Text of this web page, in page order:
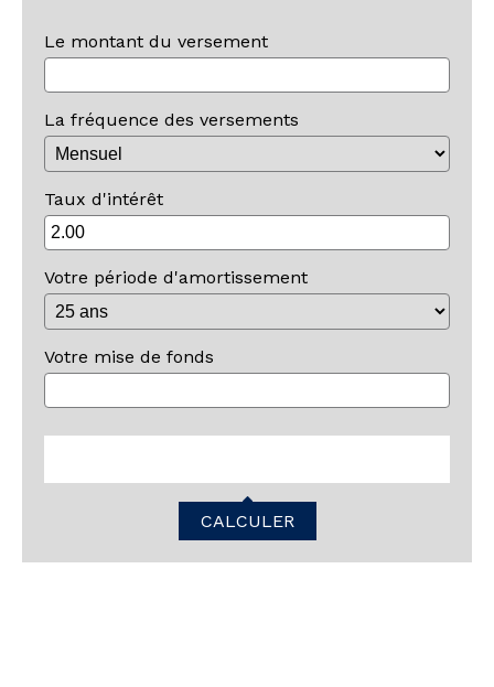
Le montant du versement
La fréquence des versements
Taux d'intérêt
Votre période d'amortissement
Votre mise de fonds
CALCULER